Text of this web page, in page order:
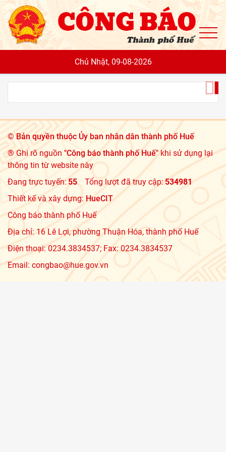
Chủ Nhật, 09-08-2026
©Bản quyền thuộc Ủy ban nhân dân thành phố Huế
® Ghi rõ nguồn "Công báo thành phố Huế"khi sử dụng lại
thông tin từ website này
Đang trực tuyến:55 Tổng lượt đã truy cập:534981
Thiết kế và xây dựng: HueCIT
Công báo thành phố Huế
Địa chỉ: 16 Lê Lợi, phường Thuận Hóa, thành phố Huế
Điện thoại: 0234.3834537; Fax: 0234.3834537
Email: congbao@hue.gov.vn